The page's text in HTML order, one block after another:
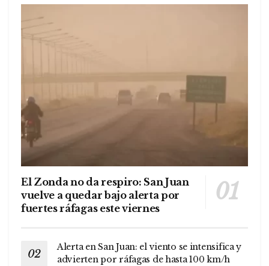
El Zonda no da respiro: San Juan
vuelve a quedar bajo alerta por
fuertes ráfagas este viernes
Alerta en San Juan: el viento se intensifica y
advierten por ráfagas de hasta 100 km/h